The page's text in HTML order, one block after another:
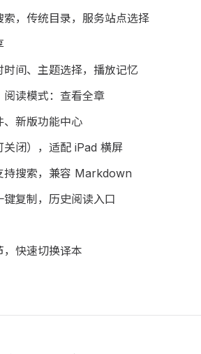
，传统目录，服务站点选择
间、主题选择，播放记忆
读模式：查看全章
、新版功能中心
闭），适配 iPad 横屏
持搜索，兼容 Markdown
复制，历史阅读入口
，快速切换译本